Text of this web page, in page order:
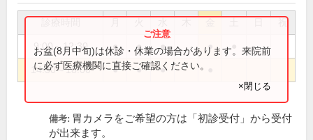
祝
9:00～12:30 ● ● ● ●
14:30～18:00 ● ● ●
お盆(8月中旬)は休診・休業の場合があります。来院前
に必ず医療機関に直接ご確認ください。
×閉じる
備考: 胃カメラをご希望の方は「初診受付」から受付
が出来ます。